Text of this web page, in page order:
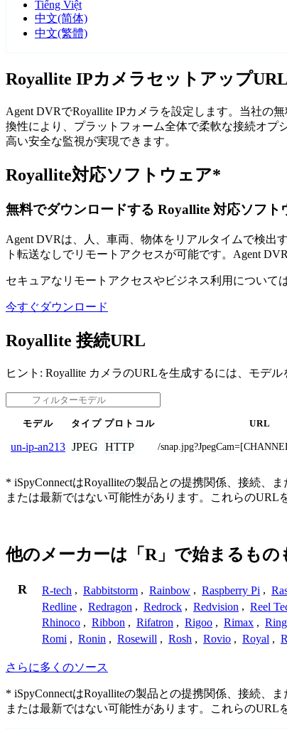
Tiếng Việt
中文(简体)
中文(繁體)
Royallite IPカメラセットアップ
Agent DVRでRoyallite IPカメラを設定します。当社の
換性により、プラットフォーム全体で柔軟な接続オプ
高い安全な監視が実現できます。
Royallite対応ソフトウェア*
無料でダウンロードする Royallite 対応ソフト
Agent DVRは、人、車両、物体をリアルタイムで検
ト転送なしでリモートアクセスが可能です。Agent
セキュアなリモートアクセスやビジネス利用については
今すぐダウンロード
Royallite 接続URL
ヒント: Royallite カメラのURLを生成するには、モデル
モデル タイプ プロトコル URL
un-ip-an213 JPEG HTTP /
* iSpyConnectはRoyalliteの製品との提携関係、接続、
または最新ではない可能性があります。これらのURL
他のメーカーは「R」で始まるもの
R R-tech , Rabbitstorm , Rainbow , Raspberry Pi ,
Redline , Redragon , Redrock , Redvision , Reel
Rhinoco , Ribbon , Rifatron , Rigoo , Rimax , Ring
Romi , Ronin , Rosewill , Rosh , Rovio , Royal ,
さらに多くのソース
* iSpyConnectはRoyalliteの製品との提携関係、接続、
または最新ではない可能性があります。これらのURL